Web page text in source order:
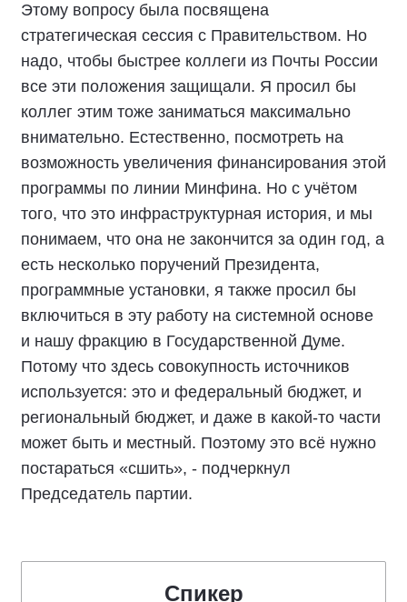
Этому вопросу была посвящена
стратегическая сессия с Правительством. Но
надо, чтобы быстрее коллеги из Почты России
все эти положения защищали. Я просил бы
коллег этим тоже заниматься максимально
внимательно. Естественно, посмотреть на
возможность увеличения финансирования этой
программы по линии Минфина. Но с учётом
того, что это инфраструктурная история, и мы
понимаем, что она не закончится за один год, а
есть несколько поручений Президента,
программные установки, я также просил бы
включиться в эту работу на системной основе
и нашу фракцию в Государственной Думе.
Потому что здесь совокупность источников
используется: это и федеральный бюджет, и
региональный бюджет, и даже в какой-то части
может быть и местный. Поэтому это всё нужно
постараться «сшить», - подчеркнул
Председатель партии.
Спикер